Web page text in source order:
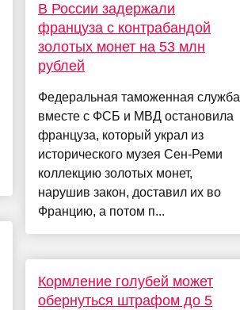
В России задержали
француза с контрабандой
золотых монет на 53 млн
рублей
Федеральная таможенная служба
вместе с ФСБ и МВД остановила
француза, который украл из
исторического музея Сен-Реми
коллекцию золотых монет,
нарушив закон, доставил их во
Францию, а потом п...
Кормление голубей может
обернуться штрафом до 5